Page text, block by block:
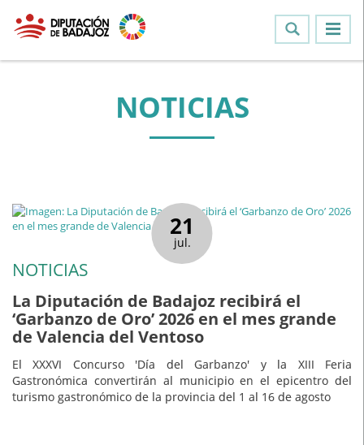
NOTICIAS
21
jul.
NOTICIAS
La Diputación de Badajoz recibirá el
‘Garbanzo de Oro’ 2026 en el mes grande
de Valencia del Ventoso
El XXXVI Concurso 'Día del Garbanzo' y la XIII Feria
Gastronómica convertirán al municipio en el epicentro del
turismo gastronómico de la provincia del 1 al 16 de agosto